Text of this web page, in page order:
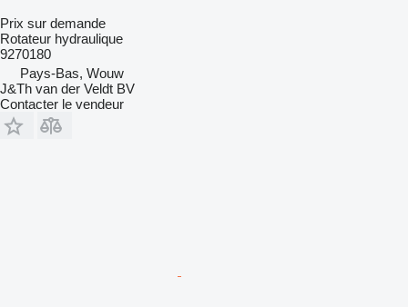
Prix sur demande
Rotateur hydraulique
9270180
Pays-Bas, Wouw
J&Th van der Veldt BV
Contacter le vendeur